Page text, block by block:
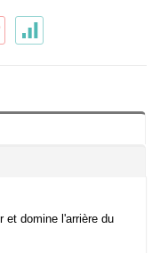
et domine l'arrière du